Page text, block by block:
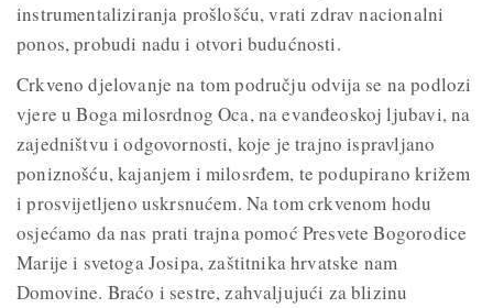
instrumentaliziranja prošlošću, vrati zdrav nacionalni
ponos, probudi nadu i otvori budućnosti.
Crkveno djelovanje na tom području odvija se na podlozi
vjere u Boga milosrdnog Oca, na evanđeoskoj ljubavi, na
zajedništvu i odgovornosti, koje je trajno ispravljano
poniznošću, kajanjem i milosrđem, te podupirano križem
i prosvijetljeno uskrsnućem. Na tom crkvenom hodu
osjećamo da nas prati trajna pomoć Presvete Bogorodice
Marije i svetoga Josipa, zaštitnika hrvatske nam
Domovine. Braćo i sestre, zahvaljujući za blizinu